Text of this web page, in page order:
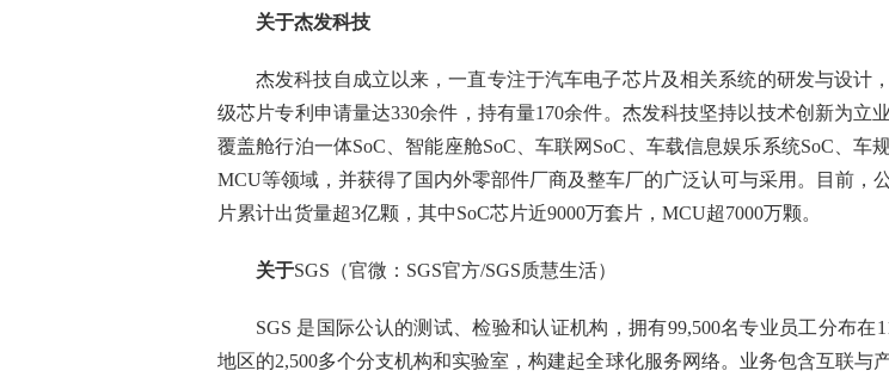
关于杰发科技
杰发科技自成立以来，一直专注于汽车电子芯片及相关系统的研发与设计
级芯片专利申请量达330余件，持有量170余件。杰发科技坚持以技术创新为立
覆盖舱行泊一体SoC、智能座舱SoC、车联网SoC、车载信息娱乐系统SoC、车
MCU等领域，并获得了国内外零部件厂商及整车厂的广泛认可与采用。目前，
片累计出货量超3亿颗，其中SoC芯片近9000万套片，MCU超7000万颗。
关于SGS （官微： SGS官方/SGS质慧生活）
SGS 是国际公认的测试、检验和认证机构，拥有99,500名专业员工分布在
地区的2,500多个分支机构和实验室，构建起全球化服务网络。业务包含互联与